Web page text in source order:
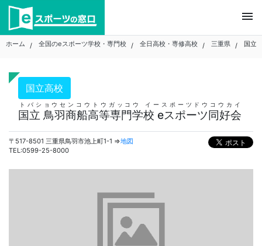
Skip
content
menu
ホーム 全国のeスポーツ学校・専門校 全日高校・専修高校 三重県 国立
国立高校
国立 鳥羽商船高等専門学校 eスポーツ同好会
トバショウセンコウトウガッコウ イースポーツドウコウカイ
〒517-8501 三重県鳥羽市池上町1-1 ⇒地図
TEL:0599-25-8000